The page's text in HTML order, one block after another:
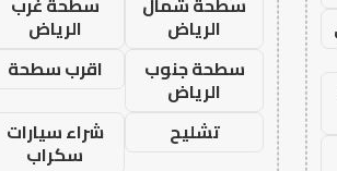
الرياض
الرياض
سطحة جنوب
الرياض
اقرب سطحة
تشليح
شراء سيارات
سكراب